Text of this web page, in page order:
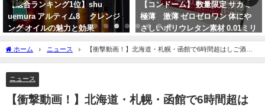
ランキング1位】shu
アルティム8∞ クレンジ
イルの魅力と効果
【コンドーム】 数量限定 サガミ
極薄 激薄 ゼロゼロワン 体にや
さしいポリウレタン素材 0.01ミリ
のうすさで避妊 楽しい家族計
画 女性もエチケット
【楽
ミネ
もち
ホーム ニュース
【衝撃動画！】北海道・札幌・函館で6時間超はしご酒し
て飲酒運転で田中友規さんを死亡させた大沢亮汰に「許せない」
ニュース
【衝撃動画！】北海道・札幌・函館で6時間超は